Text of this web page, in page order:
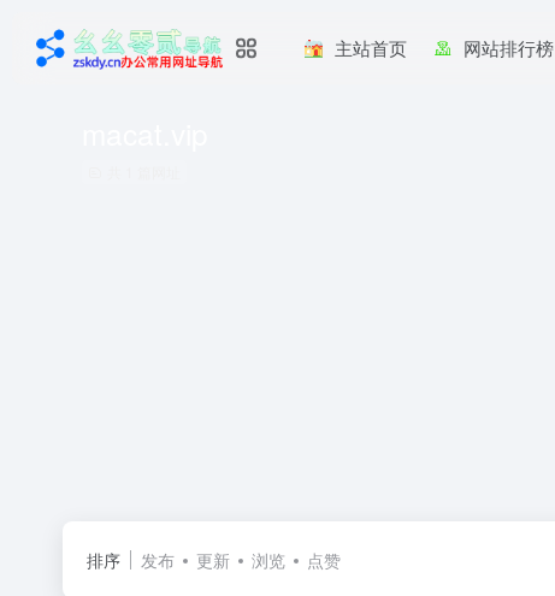
主站首页 网站排行榜
排序 发布 更新 浏览 点赞